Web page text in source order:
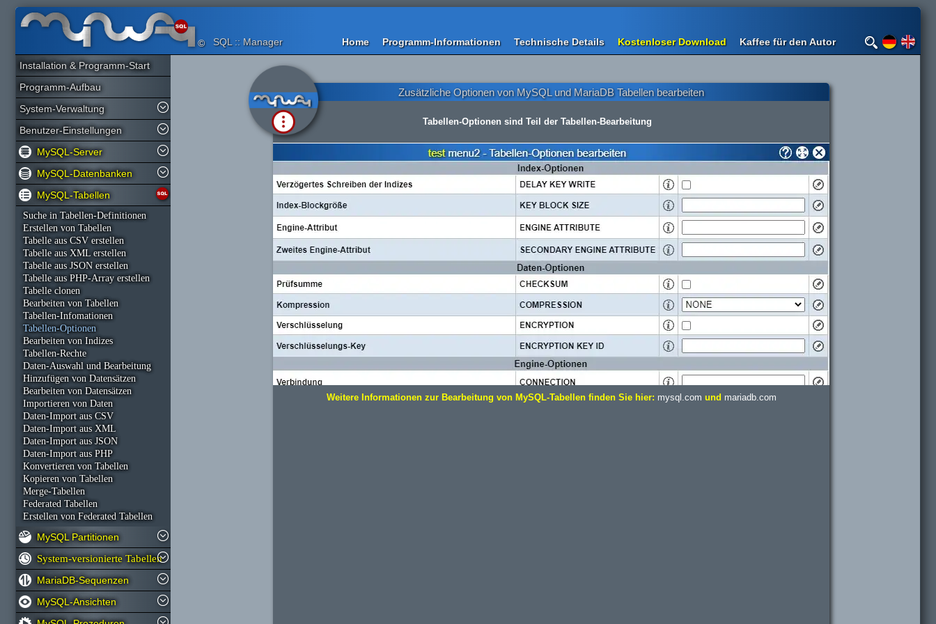
© SQL :: Manager Home Programm-Informationen Technische Details Kostenloser Download Kaffee für den Autor
Installation & Programm-Start
Programm-Aufbau
System-Verwaltung
Benutzer-Einstellungen
MySQL-Server
MySQL-Datenbanken
MySQL-Tabellen
Suche in Tabellen-Definitionen
Erstellen von Tabellen
Tabelle aus CSV erstellen
Tabelle aus XML erstellen
Tabelle aus JSON erstellen
Tabelle aus PHP-Array erstellen
Tabelle clonen
Bearbeiten von Tabellen
Tabellen-Infomationen
Tabellen-Optionen
Bearbeiten von Indizes
Tabellen-Rechte
Daten-Auswahl und Bearbeitung
Hinzufügen von Datensätzen
Bearbeiten von Datensätzen
Importieren von Daten
Daten-Import aus CSV
Daten-Import aus XML
Daten-Import aus JSON
Daten-Import aus PHP
Konvertieren von Tabellen
Kopieren von Tabellen
Merge-Tabellen
Federated Tabellen
Erstellen von Federated Tabellen
MySQL Partitionen
System-versionierte Tabellen
MariaDB-Sequenzen
MySQL-Ansichten
Zusätzliche Optionen von MySQL und MariaDB Tabellen bearbeiten
Tabellen-Optionen sind Teil der Tabellen-Bearbeitung
Weitere Informationen zur Bearbeitung von MySQL-Tabellen finden Sie hier: mysql.com und mariadb.com